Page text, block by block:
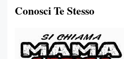
Conosci Te Stesso